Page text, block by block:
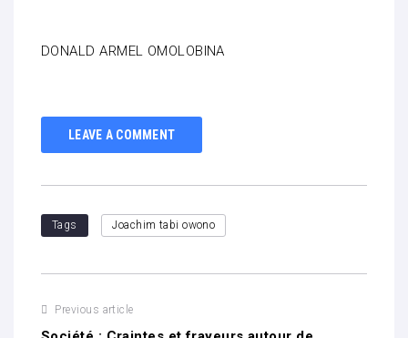
DONALD ARMEL OMOLOBINA
LEAVE A COMMENT
Tags Joachim tabi owono
Previous article